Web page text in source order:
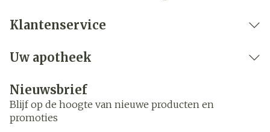
Klantenservice
Uw apotheek
Nieuwsbrief
Blijf op de hoogte van nieuwe producten en
promoties